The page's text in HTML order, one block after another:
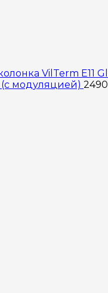
VilTerm E11
модуляцией)